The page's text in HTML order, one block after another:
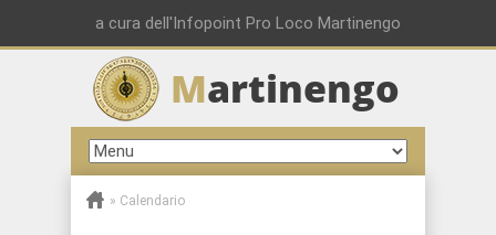
a cura dell'Infopoint Pro Loco Martinengo
Martinengo
» Calendario
01:00
02:00
03:00